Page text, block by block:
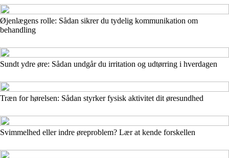
Øjenlægens rolle: Sådan sikrer du tydelig kommunikation om
behandling
Sundt ydre øre: Sådan undgår du irritation og udtørring i hverdagen
Træn for hørelsen: Sådan styrker fysisk aktivitet dit øresundhed
Svimmelhed eller indre øreproblem? Lær at kende forskellen